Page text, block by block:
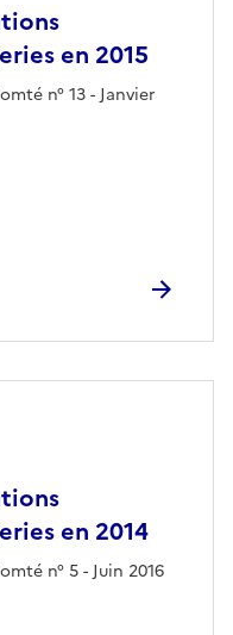
en 2015
n° 13 - Janvier
en 2014
n° 5 - Juin 2016